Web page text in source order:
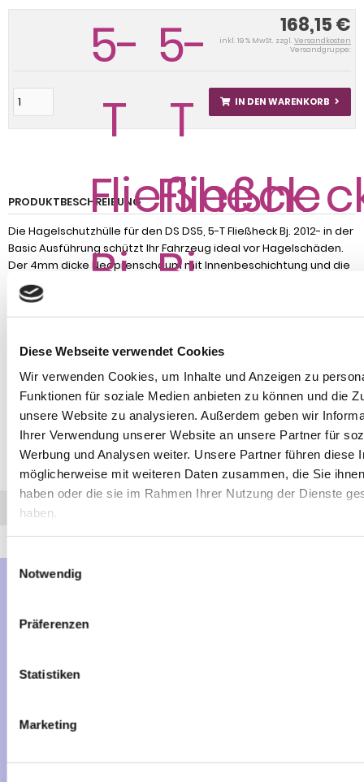
Diese Webseite verwendet Cookies
Wir verwenden Cookies, um Inhalte und Anzeigen zu
Funktionen für soziale Medien anbieten zu können und die
unsere Website zu analysieren. Außerdem geben wir
Ihrer Verwendung unserer Website an unsere Partner für
Werbung und Analysen weiter. Unsere Partner führen diese
möglicherweise mit weiteren Daten zusammen, die Sie
haben oder die sie im Rahmen Ihrer Nutzung der Dienste
haben.
Einwilligungsauswahl
Notwendig
Präferenzen
Statistiken
Marketing
168,15 €
inkl. 19 % MwSt. zzgl. Versandkosten
Versandgruppe:
IN DEN WARENKORB
PRODUKTBESCHREIBUNG
Die Hagelschutzhülle für den DS DS5, 5-T Fließheck Bj. 2012- in der
Basic Ausführung schützt Ihr Fahrzeug ideal vor Hagelschäden.
Der 4mm dicke Neoprenschaum mit Innenbeschichtung und die
Seitenteilen aus gewebeverstärktem Material schützen das
Dach, den Motor und den Kofferraum vor Hagelschäden, sowie
die Scheiben vor Vereisen bei Minustemperaturen. Der
die zwei Lüftungslöcher ist Ihr Fahrzeug gegen
witterungs-, temperaturbeständig und wasserabweisend. Die
Abmaßungen der Autoschutzhülle sind L= 482 cm B= 177 cm H=
119 cm.
Diesen Artikel haben wir am 14.12.2023 in unseren Katalog aufgenommen.
Anfrage
Lieferzeit